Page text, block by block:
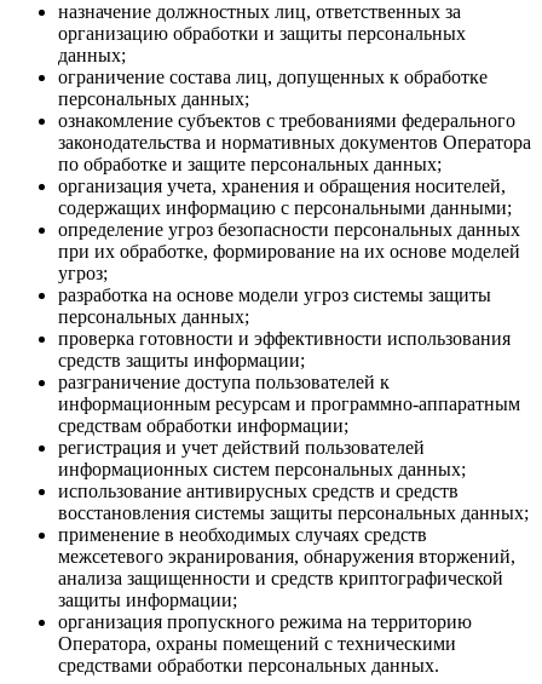
назначение должностных лиц, ответственных за
организацию обработки и защиты персональных
данных;
ограничение состава лиц, допущенных к обработке
персональных данных;
ознакомление субъектов с требованиями федерального
законодательства и нормативных документов Оператора
по обработке и защите персональных данных;
организация учета, хранения и обращения носителей,
содержащих информацию с персональными данными;
определение угроз безопасности персональных данных
при их обработке, формирование на их основе моделей
угроз;
разработка на основе модели угроз системы защиты
персональных данных;
проверка готовности и эффективности использования
средств защиты информации;
разграничение доступа пользователей к
информационным ресурсам и программно-аппаратным
средствам обработки информации;
регистрация и учет действий пользователей
информационных систем персональных данных;
использование антивирусных средств и средств
восстановления системы защиты персональных данных;
применение в необходимых случаях средств
межсетевого экранирования, обнаружения вторжений,
анализа защищенности и средств криптографической
защиты информации;
организация пропускного режима на территорию
Оператора, охраны помещений с техническими
средствами обработки персональных данных.